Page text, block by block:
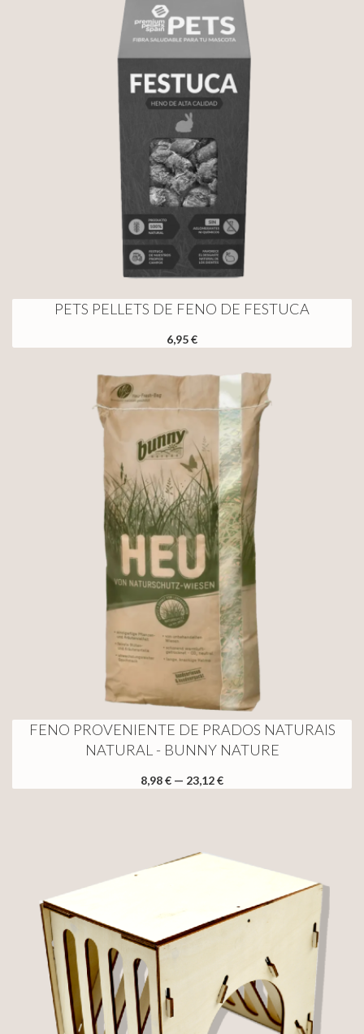
PETS PELLETS DE FENO DE FESTUCA
6,95 €
FENO PROVENIENTE DE PRADOS NATURAIS
NATURAL - BUNNY NATURE
8,98 € — 23,12 €